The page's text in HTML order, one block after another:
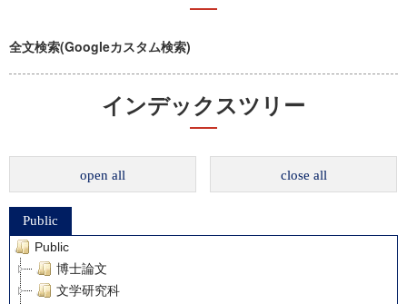
全文検索(Googleカスタム検索)
インデックスツリー
open all close all
Public
Public
博士論文
文学研究科